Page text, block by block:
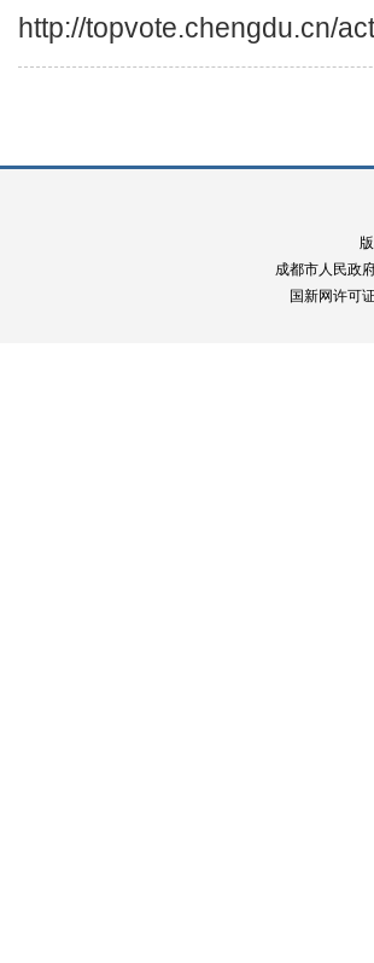
http://topvote.chengdu.cn/
成都市人民政
国新网许可